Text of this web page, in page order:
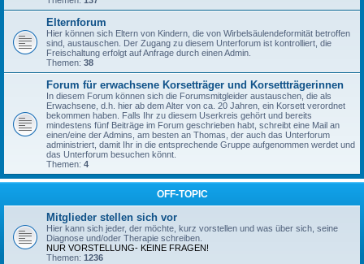
Elternforum
Hier können sich Eltern von Kindern, die von Wirbelsäulendeformität betroffen
sind, austauschen. Der Zugang zu diesem Unterforum ist kontrolliert, die
Freischaltung erfolgt auf Anfrage durch einen Admin.
Themen: 38
Forum für erwachsene Korsetträger und Korsettträgerinnen
In diesem Forum können sich die Forumsmitgleider austauschen, die als
Erwachsene, d.h. hier ab dem Alter von ca. 20 Jahren, ein Korsett verordnet
bekommen haben. Falls Ihr zu diesem Userkreis gehört und bereits
mindestens fünf Beiträge im Forum geschrieben habt, schreibt eine Mail an
einen/eine der Admins, am besten an Thomas, der auch das Unterforum
administriert, damit Ihr in die entsprechende Gruppe aufgenommen werdet und
das Unterforum besuchen könnt.
Themen: 4
OFF-TOPIC
Mitglieder stellen sich vor
Hier kann sich jeder, der möchte, kurz vorstellen und was über sich, seine
Diagnose und/oder Therapie schreiben.
NUR VORSTELLUNG- KEINE FRAGEN!
Themen: 1236